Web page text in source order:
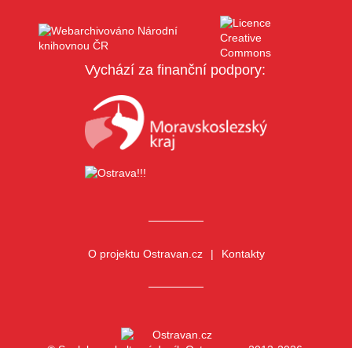
Vychází za finanční podpory:
O projektu Ostravan.cz Kontakty